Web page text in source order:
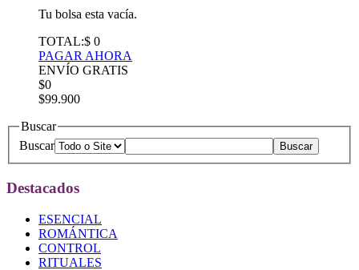
Tu bolsa esta vacía.
TOTAL:$ 0
PAGAR AHORA
ENVÍO GRATIS
$0
$99.900
Buscar
Buscar
Destacados
ESENCIAL
ROMÁNTICA
CONTROL
RITUALES